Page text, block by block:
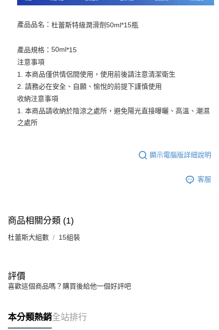
產品品名： 杜蕾斯特級潤滑劑50ml*15瓶
產品規格： 50ml*15
注意事項
1. 本商品僅供情侶間使用，使用前後請注意清潔衛生
2. 請務必在安全、自願、愉悅的前提下謹慎使用
收納注意事項
1. 本商品請收納於陰涼之處所，避免陽光直接曝曬、高溫、潮濕
之處所
顯示電腦版詳細說明
客服
商品相關分類 (1)
杜蕾斯大組數 15組裝
評價
喜歡這個商品嗎？購買後給他一個好評吧
本分類熱銷全站排行